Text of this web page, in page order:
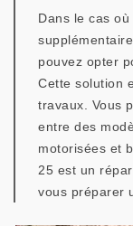
Dans le cas
pouvez opter
Cette solution
travaux. Vous
entre des
motorisées et
25 est un
vous préparer